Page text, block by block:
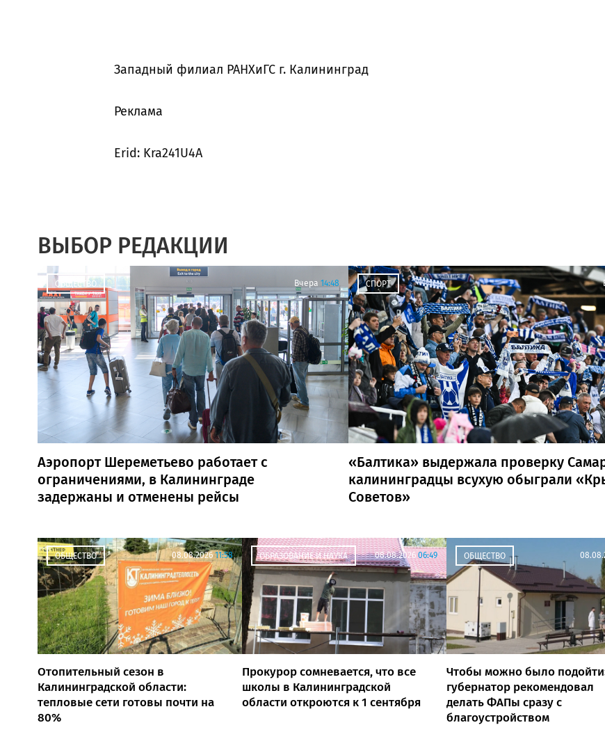
Западный филиал РАНХиГС г. Калининград
Реклама
Erid: Kra241U4A
ВЫБОР РЕДАКЦИИ
ОБЩЕСТВО Вчера 14:48
Аэропорт Шереметьево работает с
ограничениями, в Калининграде
задержаны и отменены рейсы
СПОРТ
«Балтика» выдержала проверку
калининградцы всухую обыграли
Советов»
ОБЩЕСТВО 08.08.2026 11:58
Отопительный сезон в
Калининградской области:
тепловые сети готовы почти на
80%
ОБРАЗОВАНИЕ И НАУКА 08.08.2026 06:49
Прокурор сомневается, что все
школы в Калининградской
области откроются к 1 сентября
ОБЩЕСТВО
Чтобы можно было
губернатор рекомендовал
делать ФАПы сразу с
благоустройством